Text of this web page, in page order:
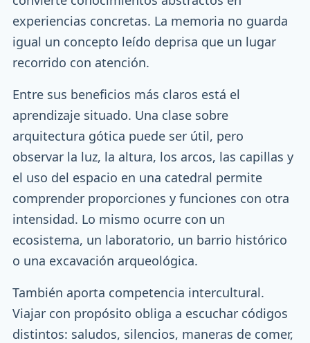
experiencias concretas. La memoria no guarda
igual un concepto leído deprisa que un lugar
recorrido con atención.
Entre sus beneficios más claros está el
aprendizaje situado. Una clase sobre
arquitectura gótica puede ser útil, pero
observar la luz, la altura, los arcos, las capillas y
el uso del espacio en una catedral permite
comprender proporciones y funciones con otra
intensidad. Lo mismo ocurre con un
ecosistema, un laboratorio, un barrio histórico
o una excavación arqueológica.
También aporta competencia intercultural.
Viajar con propósito obliga a escuchar códigos
distintos: saludos, silencios, maneras de comer,